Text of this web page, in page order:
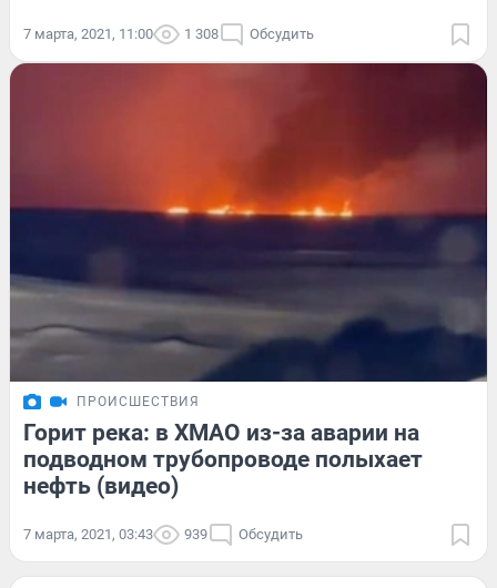
7 марта, 2021, 11:00 1 308 Обсудить
ПРОИСШЕСТВИЯ
Горит река: в ХМАО из-за аварии на
подводном трубопроводе полыхает
нефть (видео)
7 марта, 2021, 03:43 939 Обсудить